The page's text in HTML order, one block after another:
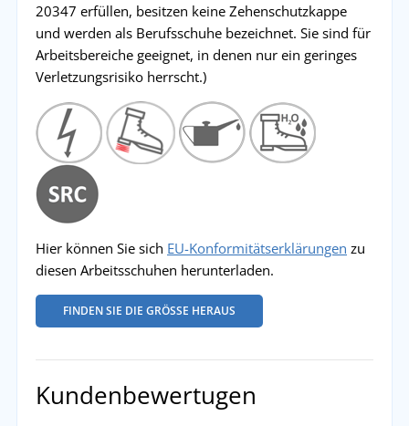
20347 erfüllen, besitzen keine Zehenschutzkappe
und werden als Berufsschuhe bezeichnet. Sie sind für
Arbeitsbereiche geeignet, in denen nur ein geringes
Verletzungsrisiko herrscht.)
Hier können Sie sich EU-Konformitätserklärungen zu
diesen Arbeitsschuhen herunterladen.
FINDEN SIE DIE GRÖSSE HERAUS
Kundenbewertugen